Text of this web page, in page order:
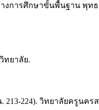
งการศึกษาขั้นพื้นฐาน พุทธ
ทยาลัย.
224). วิทยาลัยครูนคร